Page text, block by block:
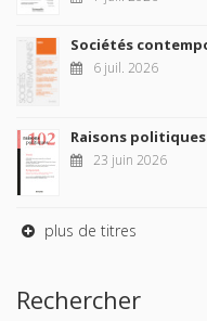
Sociétés
6 juil. 2026
Raisons politiques
23 juin 2026
plus de titres
Rechercher